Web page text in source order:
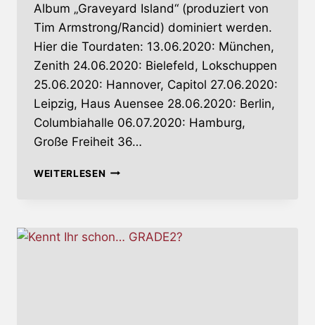
Album „Graveyard Island“ (produziert von
Tim Armstrong/Rancid) dominiert werden.
Hier die Tourdaten: 13.06.2020: München,
Zenith 24.06.2020: Bielefeld, Lokschuppen
25.06.2020: Hannover, Capitol 27.06.2020:
Leipzig, Haus Auensee 28.06.2020: Berlin,
Columbiahalle 06.07.2020: Hamburg,
Große Freiheit 36…
WEITERLESENGRADE2
SOCIAL